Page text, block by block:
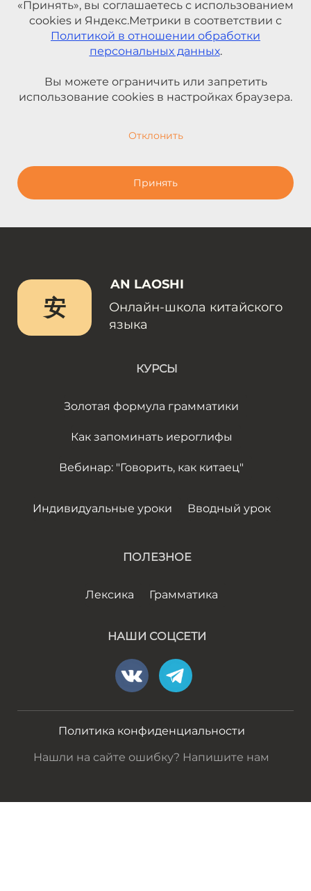
«Принять», вы соглашаетесь с использованием
cookies и Яндекс.Метрики в соответствии с
Политикой в отношении обработки
персональных данных.
Вы можете ограничить или запретить
использование cookies в настройках браузера.
Отклонить
Принять
安
AN LAOSHI
Онлайн-школа китайского
языка
КУРСЫ
Золотая формула грамматики
Как запоминать иероглифы
Вебинар: "Говорить, как китаец"
Индивидуальные уроки Вводный урок
ПОЛЕЗНОЕ
Лексика Грамматика
НАШИ СОЦСЕТИ
Политика конфиденциальности
Нашли на сайте ошибку? Напишите нам